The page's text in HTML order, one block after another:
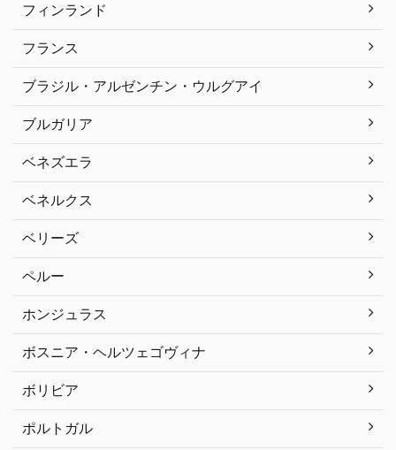
フィンランド
フランス
ブラジル・アルゼンチン・ウルグアイ
ブルガリア
ベネズエラ
ベネルクス
ベリーズ
ペルー
ホンジュラス
ボスニア・ヘルツェゴヴィナ
ボリビア
ポルトガル